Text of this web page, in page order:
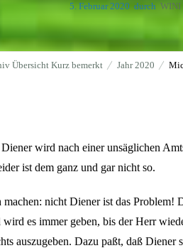
5. Februar 2020 durch WINI
Übersicht Kurz bemerkt Jahr 2020
wird nach einer unsäglichen
ist dem ganz und gar nicht so.
nicht Diener ist das
es immer geben, bis der Herr
auszugeben. Dazu paßt, daß